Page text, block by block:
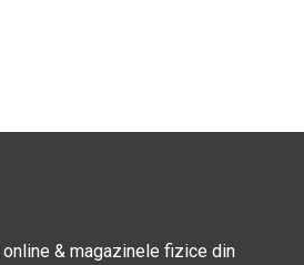
& magazinele fizice din